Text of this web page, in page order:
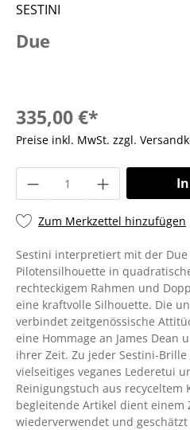
SESTINI
Due
335,00 €*
Preise inkl. MwSt. zzgl.
Zum Merkzettel hinzufügen
Sestini interpretiert mit der
Pilotensilhouette in
rechteckigem Rahmen und
eine kraftvolle Silhouette. Die
verbindet zeitgenössische
eine Hommage an James Dean
ihrer Zeit. Zu jeder Sestini-
vielseitiges veganes Lederetui
Reinigungstuch aus recyceltem
begleitende Artikel dient einem
wiederverwendet und